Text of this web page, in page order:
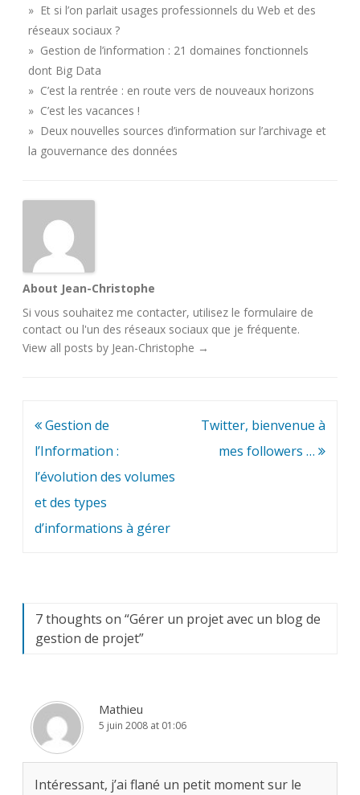
» Et si l’on parlait usages professionnels du Web et des
réseaux sociaux ?
» Gestion de l’information : 21 domaines fonctionnels
dont Big Data
» C’est la rentrée : en route vers de nouveaux horizons
» C’est les vacances !
» Deux nouvelles sources d’information sur l’archivage et
la gouvernance des données
About Jean-Christophe
Si vous souhaitez me contacter, utilisez le formulaire de
contact ou l'un des réseaux sociaux que je fréquente.
View all posts by Jean-Christophe →
Navigation
de
l’article
Gestion de
l’Information :
l’évolution des volumes
et des types
d’informations à gérer
Twitter, bienvenue à
mes followers …
7 thoughts on “Gérer un projet avec un blog de
gestion de projet”
Mathieu
5 juin 2008 at 01:06
Intéressant, j’ai flané un petit moment sur le